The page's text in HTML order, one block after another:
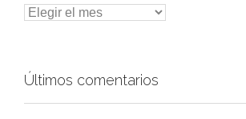
Últimos comentarios